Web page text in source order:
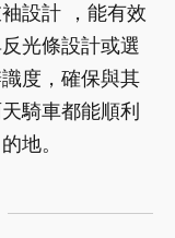
設計 ，能有效
光條設計或選
度，確保與其
騎車都能順利
地。